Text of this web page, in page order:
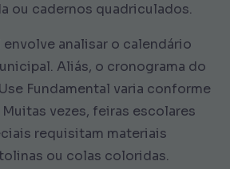
ou cadernos quadriculados.
analisar o calendário
Aliás, o cronograma do
Fundamental varia conforme
vezes, feiras escolares
requisitam materiais
ou colas coloridas.